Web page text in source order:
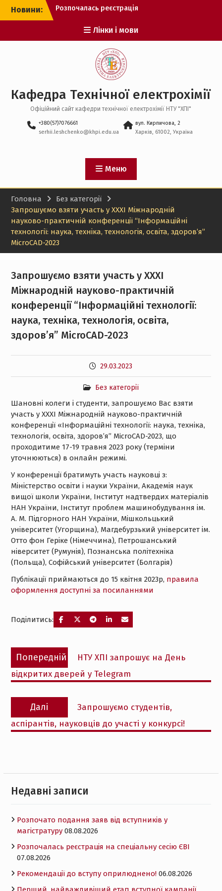
Перейти
Новини:
на спеціальну сесію ЄВІ
оприлюднено!
від вступників у
магістратуру
Лінки і мови
Кафедра Технічної електрохімії
Офіційний сайт кафедри технічної електрохімії НТУ "ХПІ"
+380(57)7076661
serhii.leshchenko@khpi.edu.ua
вул. Кирпичова, 2
Харків, 61002, Україна
Меню
Головна
Без категорії
Запрошуємо взяти участь у XXXI Міжнародній
науково-практичній конференції “Інформаційні
технології: наука, техніка, технологія, освіта, здоров’я”
MicroCAD-2023
Запрошуємо взяти участь у XXXI
Міжнародній науково-практичній
конференції “Інформаційні технології:
наука, техніка, технологія, освіта,
здоров’я” MicroCAD-2023
29.03.2023
Без категорії
Шановні колеги і студенти, запрошуємо Вас взяти
участь у XXXI Міжнародній науково-практичній
конференції «Інформаційні технології: наука, техніка,
технологія, освіта, здоров’я” MicroCAD-2023, що
проходитиме 17-19 травня 2023 року (терміни
уточнюються) в онлайн режимі.
У конференції братимуть участь науковці з:
Міністерство освіти і науки України, Академія наук
вищої школи України, Інститут надтвердих матеріалів
НАН України, Інститут проблем машинобудування ім.
А. М. Підгорного НАН України, Мішкольцький
університет (Угорщина), Магдебурзький університет ім.
Отто фон Геріке (Німеччина), Петрошанський
ніверситет (Румунія), Познанська політехніка
(Польща), Софійський університет (Болгарія)
Публікації приймаються до 15 квітня 2023р, правила
оформлення доступні за посиланнями
Поділитись:
Навігація
записів
Попередній
Попередній
запис:
НТУ ХПІ запрошує на День
відкритих дверей у Telegram
Далі
Наступний
запис:
Запрошуємо студентів,
аспірантів, науковців до участі у конкурсі!
Недавні записи
Розпочато подання заяв від вступників у
магістратуру 08.08.2026
Розпочалась реєстрація на спеціальну сесію ЄВІ
07.08.2026
Рекомендації до вступу оприлюднено! 06.08.2026